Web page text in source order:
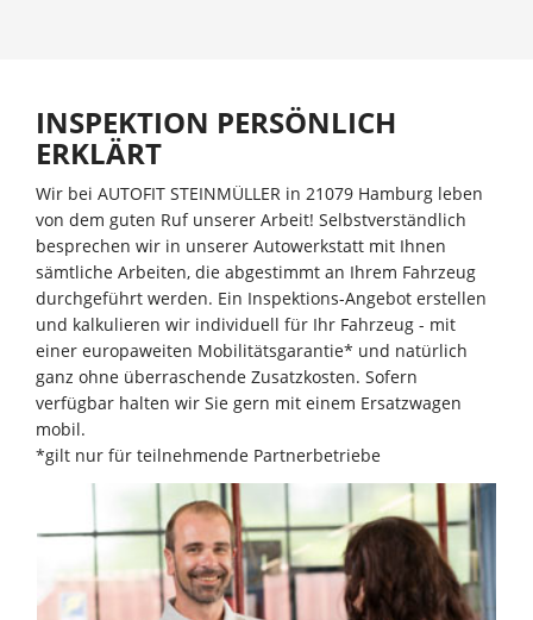
INSPEKTION PERSÖNLICH
ERKLÄRT
Wir bei AUTOFIT STEINMÜLLER in 21079 Hamburg leben
von dem guten Ruf unserer Arbeit! Selbstverständlich
besprechen wir in unserer Autowerkstatt mit Ihnen
sämtliche Arbeiten, die abgestimmt an Ihrem Fahrzeug
durchgeführt werden. Ein Inspektions-Angebot erstellen
und kalkulieren wir individuell für Ihr Fahrzeug - mit
einer europaweiten Mobilitätsgarantie* und natürlich
ganz ohne überraschende Zusatzkosten. Sofern
verfügbar halten wir Sie gern mit einem Ersatzwagen
mobil.
*gilt nur für teilnehmende Partnerbetriebe